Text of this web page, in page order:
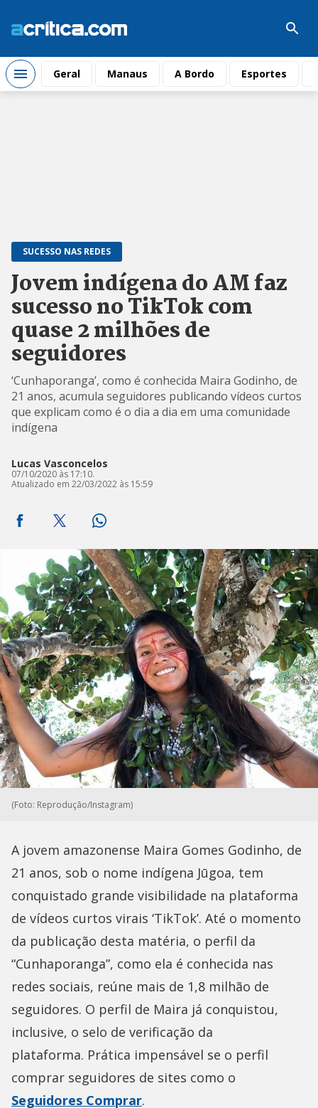
Geral Manaus A Bordo Esportes
SUCESSO NAS REDES
Jovem indígena do AM faz
sucesso no TikTok com
quase 2 milhões de
seguidores
‘Cunhaporanga’, como é conhecida Maira Godinho, de
21 anos, acumula seguidores publicando vídeos curtos
que explicam como é o dia a dia em uma comunidade
indígena
Lucas Vasconcelos
07/10/2020 às 17:10.
Atualizado em 22/03/2022 às 15:59
(Foto: Reprodução/Instagram)
A jovem amazonense Maira Gomes Godinho, de
21 anos, sob o nome indígena Jūgoa, tem
conquistado grande visibilidade na plataforma
de vídeos curtos virais ‘TikTok’. Até o momento
da publicação desta matéria, o perfil da
“Cunhaporanga”, como ela é conhecida nas
redes sociais, reúne mais de 1,8 milhão de
seguidores. O perfil de Maira já conquistou,
inclusive, o selo de verificação da
plataforma. Prática impensável se o perfil
comprar seguidores de sites como o
Seguidores Comprar.